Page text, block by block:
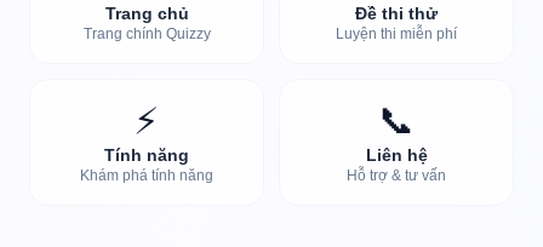
Trang chủ
Trang chính Quizzy
Đề thi thử
Luyện thi miễn phí
⚡
Tính năng
Khám phá tính năng
📞
Liên hệ
Hỗ trợ & tư vấn